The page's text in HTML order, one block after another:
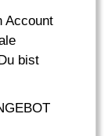
Account
bist